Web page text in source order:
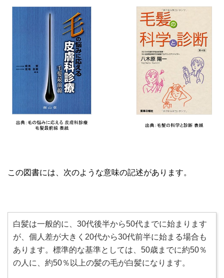
この図書には、次のような意味の記述があります。
白髪は一般的に、30代後半から50代までに始まります
が、個人差が大きく20代から30代前半に始まる場合も
あります。標準的な基準としては、50歳までに約50％
の人に、約50％以上の髪の毛が白髪になります。